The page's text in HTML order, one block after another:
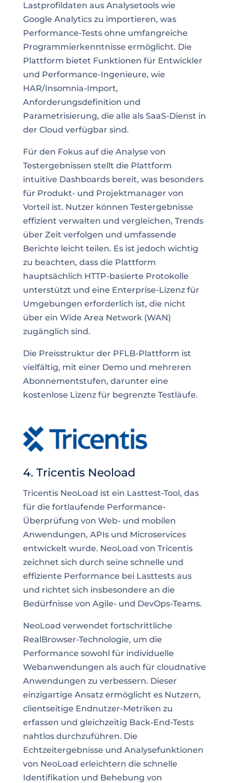
Lastprofildaten aus Analysetools wie
Google Analytics zu importieren, was
Performance-Tests ohne umfangreiche
Programmierkenntnisse ermöglicht. Die
Plattform bietet Funktionen für Entwickler
und Performance-Ingenieure, wie
HAR/Insomnia-Import,
Anforderungsdefinition und
Parametrisierung, die alle als SaaS-Dienst in
der Cloud verfügbar sind.
Für den Fokus auf die Analyse von
Testergebnissen stellt die Plattform
intuitive Dashboards bereit, was besonders
für Produkt- und Projektmanager von
Vorteil ist. Nutzer können Testergebnisse
effizient verwalten und vergleichen, Trends
über Zeit verfolgen und umfassende
Berichte leicht teilen. Es ist jedoch wichtig
zu beachten, dass die Plattform
hauptsächlich HTTP-basierte Protokolle
unterstützt und eine Enterprise-Lizenz für
Umgebungen erforderlich ist, die nicht
über ein Wide Area Network (WAN)
zugänglich sind.
Die Preisstruktur der PFLB-Plattform ist
vielfältig, mit einer Demo und mehreren
Abonnementstufen, darunter eine
kostenlose Lizenz für begrenzte Testläufe.
4. Tricentis Neoload
Tricentis NeoLoad ist ein Lasttest-Tool, das
für die fortlaufende Performance-
Überprüfung von Web- und mobilen
Anwendungen, APIs und Microservices
entwickelt wurde. NeoLoad von Tricentis
zeichnet sich durch seine schnelle und
effiziente Performance bei Lasttests aus
und richtet sich insbesondere an die
Bedürfnisse von Agile- und DevOps-Teams.
NeoLoad verwendet fortschrittliche
RealBrowser-Technologie, um die
Performance sowohl für individuelle
Webanwendungen als auch für cloudnative
Anwendungen zu verbessern. Dieser
einzigartige Ansatz ermöglicht es Nutzern,
clientseitige Endnutzer-Metriken zu
erfassen und gleichzeitig Back-End-Tests
nahtlos durchzuführen. Die
Echtzeitergebnisse und Analysefunktionen
von NeoLoad erleichtern die schnelle
Identifikation und Behebung von